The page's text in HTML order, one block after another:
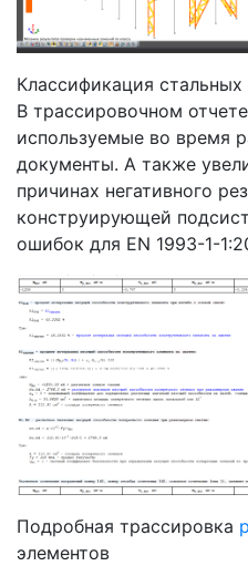
Классификация стальных
В трассировочном
используемые во время
документы. А также
причинах негативного
конструирующей
ошибок для EN 1993-1-
Подробная трассировка
элементов